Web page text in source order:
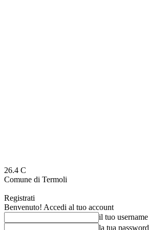
26.4 C
Comune di Termoli
Registrati
Benvenuto! Accedi al tuo account
il tuo username
la tua password